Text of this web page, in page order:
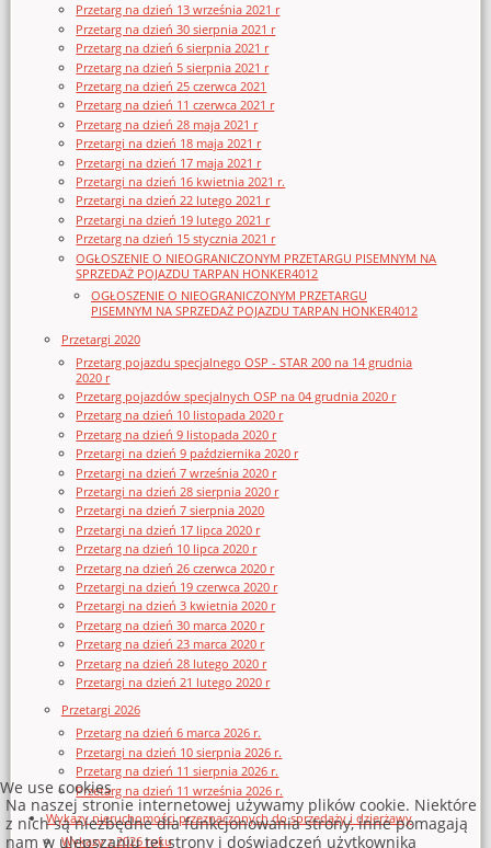
Przetarg na dzień 13 września 2021 r
Przetarg na dzień 30 sierpnia 2021 r
Przetarg na dzień 6 sierpnia 2021 r
Przetarg na dzień 5 sierpnia 2021 r
Przetarg na dzień 25 czerwca 2021
Przetarg na dzień 11 czerwca 2021 r
Przetarg na dzień 28 maja 2021 r
Przetargi na dzień 18 maja 2021 r
Przetargi na dzień 17 maja 2021 r
Przetargi na dzień 16 kwietnia 2021 r.
Przetargi na dzień 22 lutego 2021 r
Przetargi na dzień 19 lutego 2021 r
Przetarg na dzień 15 stycznia 2021 r
OGŁOSZENIE O NIEOGRANICZONYM PRZETARGU PISEMNYM NA
SPRZEDAŻ POJAZDU TARPAN HONKER4012
OGŁOSZENIE O NIEOGRANICZONYM PRZETARGU
PISEMNYM NA SPRZEDAŻ POJAZDU TARPAN HONKER4012
Przetargi 2020
Przetarg pojazdu specjalnego OSP - STAR 200 na 14 grudnia
2020 r
Przetarg pojazdów specjalnych OSP na 04 grudnia 2020 r
Przetarg na dzień 10 listopada 2020 r
Przetarg na dzień 9 listopada 2020 r
Przetargi na dzień 9 października 2020 r
Przetargi na dzień 7 września 2020 r
Przetargi na dzień 28 sierpnia 2020 r
Przetargi na dzień 7 sierpnia 2020
Przetargi na dzień 17 lipca 2020 r
Przetarg na dzień 10 lipca 2020 r
Przetarg na dzień 26 czerwca 2020 r
Przetargi na dzień 19 czerwca 2020 r
Przetargi na dzień 3 kwietnia 2020 r
Przetarg na dzień 30 marca 2020 r
Przetarg na dzień 23 marca 2020 r
Przetarg na dzień 28 lutego 2020 r
Przetargi na dzień 21 lutego 2020 r
Przetargi 2026
Przetarg na dzień 6 marca 2026 r.
Przetargi na dzień 10 sierpnia 2026 r.
Przetarg na dzień 11 sierpnia 2026 r.
Przetarg na dzień 11 września 2026 r.
Wykazy nieruchomości przeznaczonych do sprzedaży i dzierżawy
Wykazy z 2026 roku
We use cookies
Na naszej stronie internetowej używamy plików cookie. Niektóre
z nich są niezbędne dla funkcjonowania strony, inne pomagają
nam w ulepszaniu tej strony i doświadczeń użytkownika